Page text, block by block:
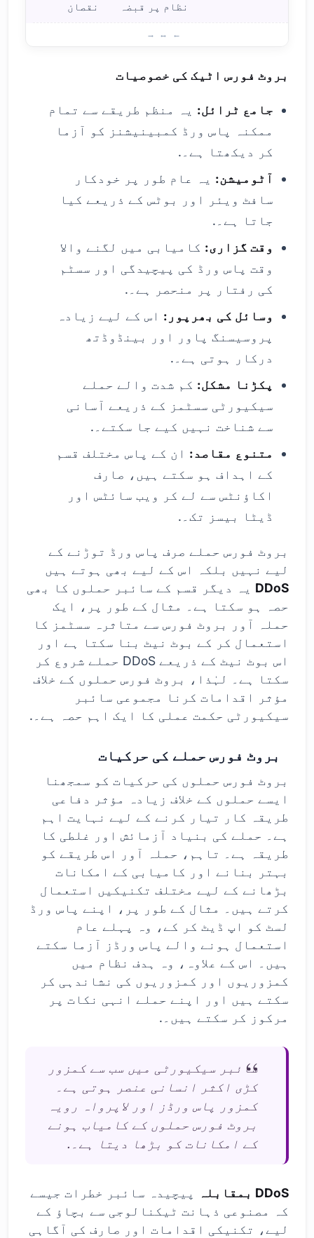
نظام پر قبضہ نقصان
بروٹ فورس اٹیک کی خصوصیات
جامع ٹرائل: یہ منظم طریقے سے تمام
ممکنہ پاس ورڈ کمبینیشنز کو آزما
کر دیکھتا ہے۔.
آٹومیشن: یہ عام طور پر خودکار
سافٹ ویئر اور بوٹس کے ذریعے کیا
جاتا ہے۔.
وقت گزاری: کامیابی میں لگنے والا
وقت پاس ورڈ کی پیچیدگی اور سسٹم
کی رفتار پر منحصر ہے۔.
وسائل کی بھرپور: اس کے لیے زیادہ
پروسیسنگ پاور اور بینڈوڈتھ
درکار ہوتی ہے۔.
پکڑنا مشکل: کم شدت والے حملے
سیکیورٹی سسٹمز کے ذریعے آسانی
سے شناخت نہیں کیے جا سکتے۔.
متنوع مقاصد: ان کے پاس مختلف قسم
کے اہداف ہو سکتے ہیں، صارف
اکاؤنٹس سے لے کر ویب سائٹس اور
ڈیٹا بیسز تک۔.
بروٹ فورس حملے صرف پاس ورڈ توڑنے کے
لیے نہیں بلکہ اس کے لیے بھی ہوتے ہیں
DDoS یہ دیگر قسم کے سائبر حملوں کا بھی
حصہ ہو سکتا ہے۔ مثال کے طور پر، ایک
حملہ آور بروٹ فورس سے متاثرہ سسٹمز کا
استعمال کر کے بوٹ نیٹ بنا سکتا ہے اور
اس بوٹ نیٹ کے ذریعے DDoS حملے شروع کر
سکتا ہے۔ لہٰذا، بروٹ فورس حملوں کے خلاف
مؤثر اقدامات کرنا مجموعی سائبر
سیکیورٹی حکمت عملی کا ایک اہم حصہ ہے۔.
بروٹ فورس حملے کی حرکیات
بروٹ فورس حملوں کی حرکیات کو سمجھنا
ایسے حملوں کے خلاف زیادہ مؤثر دفاعی
طریقہ کار تیار کرنے کے لیے نہایت اہم
ہے۔ حملے کی بنیاد آزمائش اور غلطی کا
طریقہ ہے۔ تاہم، حملہ آور اس طریقے کو
بہتر بنانے اور کامیابی کے امکانات
بڑھانے کے لیے مختلف تکنیکیں استعمال
کرتے ہیں۔ مثال کے طور پر، اپنے پاس ورڈ
لسٹ کو اپ ڈیٹ کر کے، وہ پہلے عام
استعمال ہونے والے پاس ورڈز آزما سکتے
ہیں۔ اس کے علاوہ، وہ ہدف نظام میں
کمزوریوں اور کمزوریوں کی نشاندہی کر
سکتے ہیں اور اپنے حملے انہی نکات پر
مرکوز کر سکتے ہیں۔.
سائبر سیکیورٹی میں سب سے کمزور
کڑی اکثر انسانی عنصر ہوتی ہے۔
کمزور پاس ورڈز اور لاپرواہ رویہ
بروٹ فورس حملوں کے کامیاب ہونے
کے امکانات کو بڑھا دیتا ہے۔.
DDoS بمقابلہ
پیچیدہ سائبر خطرات جیسے
کہ مصنوعی ذہانت ٹیکنالوجی سے بچاؤ کے
لیے، تکنیکی اقدامات اور صارف کی آگاہی